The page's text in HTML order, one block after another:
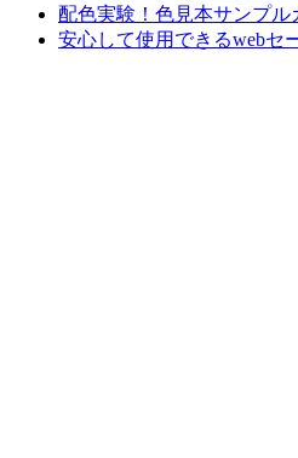
配色実験！色見本サンプル
安心して使用できるwebセ